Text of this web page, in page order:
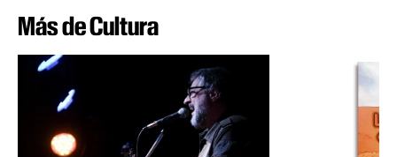
Más de Cultura